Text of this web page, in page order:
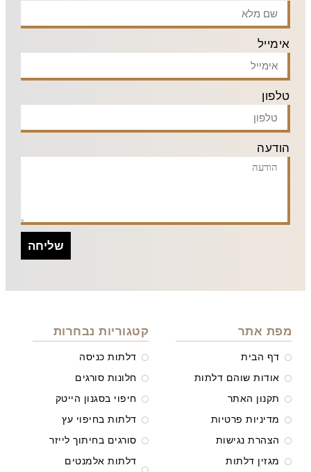
אימייל
טלפון
הודעה
שליחה
מפת אתר
דף הבית
אודות שוהם דלתות
תקנון האתר
מדיניות פרטיות
הצהרת נגישות
מגזין דלתות
קטגוריות נבחרות
דלתות כניסה
חלונות סורגים
חיפוי בסגנון הייטק
דלתות בחיפוי עץ
סורגים בחיתוך לייזר
דלתות אלמנטים